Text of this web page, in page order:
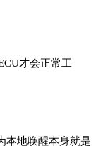
才会正常工
本地唤醒本身就是